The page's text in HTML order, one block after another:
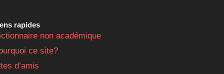
rapides
non académique
ce site?
d’amis